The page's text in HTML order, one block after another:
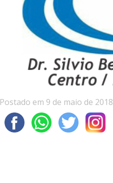
Postado em 9 de maio de 2018